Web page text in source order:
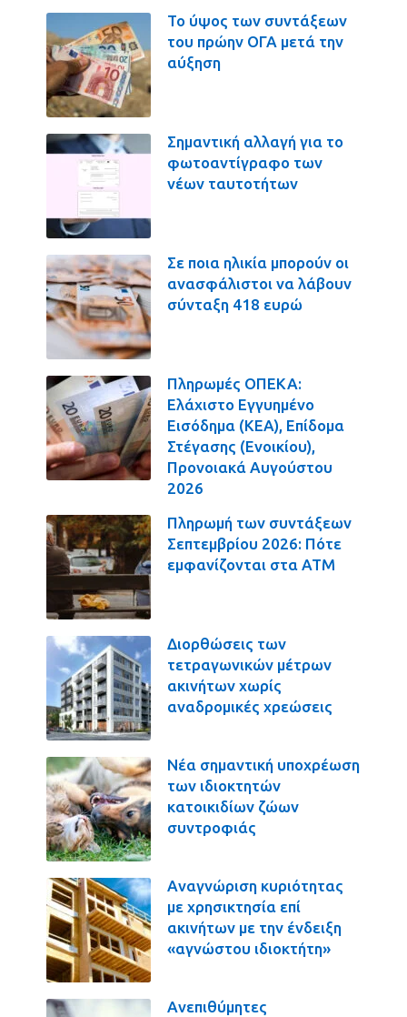
Το ύψος των συντάξεων
του πρώην ΟΓΑ μετά την
αύξηση
Σημαντική αλλαγή για το
φωτοαντίγραφο των
νέων ταυτοτήτων
Σε ποια ηλικία μπορούν οι
ανασφάλιστοι να λάβουν
σύνταξη 418 ευρώ
Πληρωμές ΟΠΕΚΑ:
Ελάχιστο Εγγυημένο
Εισόδημα (ΚΕΑ), Επίδομα
Στέγασης (Ενοικίου),
Προνοιακά Αυγούστου
2026
Πληρωμή των συντάξεων
Σεπτεμβρίου 2026: Πότε
εμφανίζονται στα ΑΤΜ
Διορθώσεις των
τετραγωνικών μέτρων
ακινήτων χωρίς
αναδρομικές χρεώσεις
Νέα σημαντική υποχρέωση
των ιδιοκτητών
κατοικιδίων ζώων
συντροφιάς
Αναγνώριση κυριότητας
με χρησικτησία επί
ακινήτων με την ένδειξη
«αγνώστου ιδιοκτήτη»
Ανεπιθύμητες